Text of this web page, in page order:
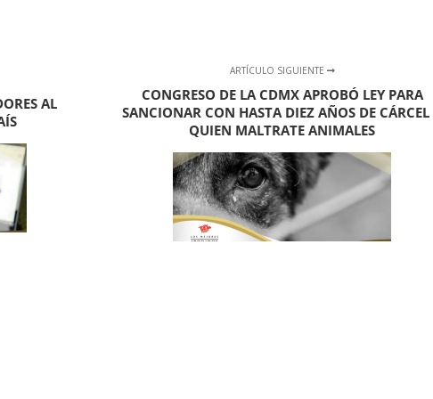
AL
ARTÍCULO SIGUIENTE
CONGRESO DE LA CDMX APROBÓ LEY PARA
SANCIONAR CON HASTA DIEZ AÑOS DE CÁRCEL
QUIEN MALTRATE ANIMALES